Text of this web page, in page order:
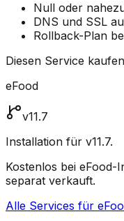
Null oder
DNS und SSL
Rollback-Plan
Diesen Service kaufen
eFood
v11.7
Installation für v11.7.
Kostenlos bei
separat verkauft.
Alle Services für